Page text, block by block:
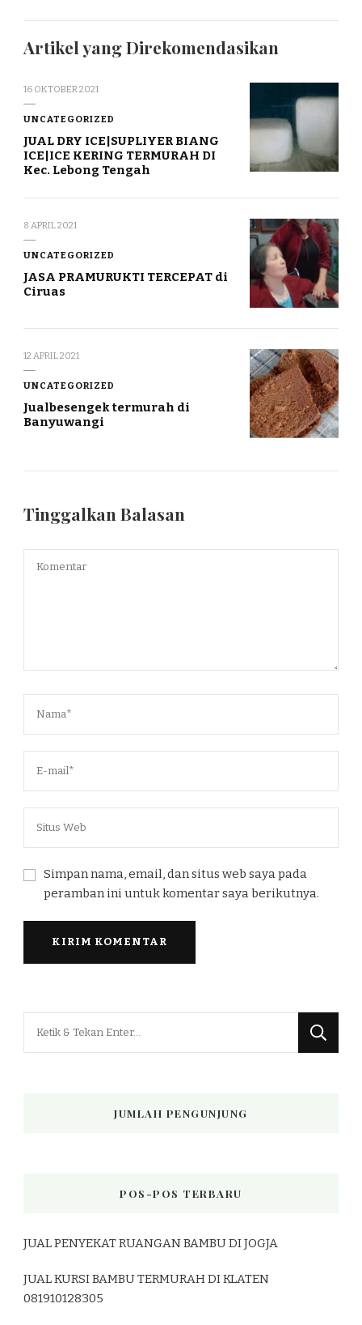
Artikel yang Direkomendasikan
16 OKTOBER 2021
UNCATEGORIZED
JUAL DRY ICE|SUPLIYER BIANG
ICE|ICE KERING TERMURAH DI
Kec. Lebong Tengah
8 APRIL 2021
UNCATEGORIZED
JASA PRAMURUKTI TERCEPAT di
Ciruas
12 APRIL 2021
UNCATEGORIZED
Jualbesengek termurah di
Banyuwangi
Tinggalkan Balasan
Simpan nama, email, dan situs web saya pada
peramban ini untuk komentar saya berikutnya.
Mencari
JUMLAH PENGUNJUNG
POS-POS TERBARU
JUAL PENYEKAT RUANGAN BAMBU DI JOGJA
JUAL KURSI BAMBU TERMURAH DI KLATEN
081910128305